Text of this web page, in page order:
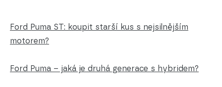
Ford Puma ST: koupit starší kus s nejsilnějším
motorem?
Ford Puma – jaká je druhá generace s hybridem?